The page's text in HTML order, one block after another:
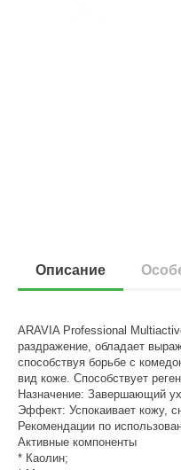
Описание
ARAVIA Professional
раздражение, обладает
способствуя борьбе с
вид коже. Способствует
Назначение: Завершающий
Эффект: Успокаивает кожу,
Рекомендации по
Активные компоненты
* Каолин;